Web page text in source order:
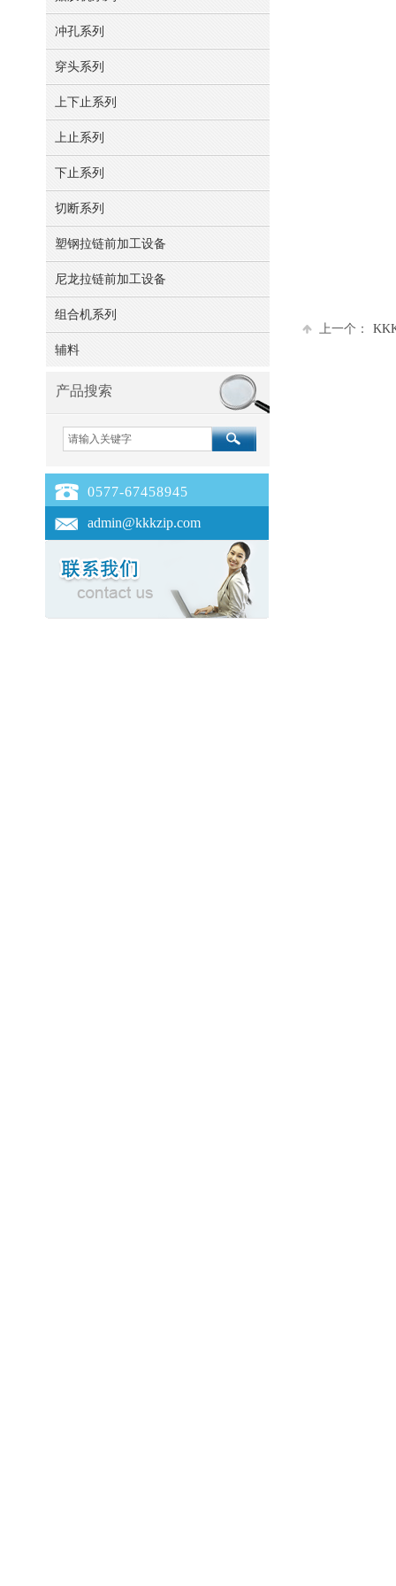
上一个：
冲孔系列
穿头系列
上下止系列
上止系列
下止系列
切断系列
塑钢拉链前加工设备
尼龙拉链前加工设备
组合机系列
辅料
产品搜索
0577-67458945
admin@kkkzip.com